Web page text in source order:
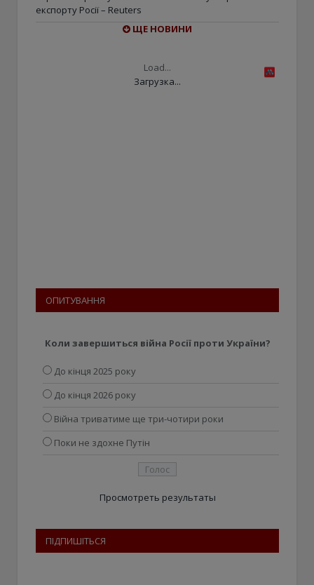
експорту Росії – Reuters
ЩЕ НОВИНИ
Load...
Загрузка...
ОПИТУВАННЯ
Коли завершиться війна Росії проти України?
До кінця 2025 року
До кінця 2026 року
Війна триватиме ще три-чотири роки
Поки не здохне Путін
Просмотреть результаты
ПІДПИШІТЬСЯ